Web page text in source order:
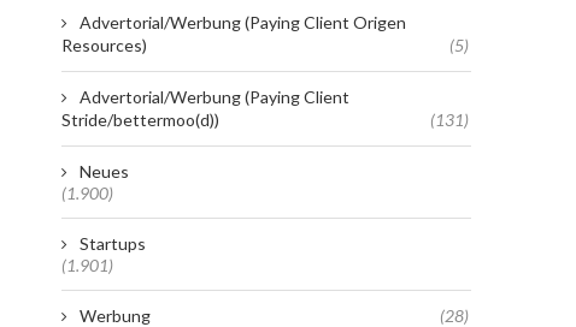
Advertorial/Werbung (Paying Client Origen
Resources)
(5)
Advertorial/Werbung (Paying Client
Stride/bettermoo(d))
(131)
Neues
(1.900)
Startups
(1.901)
Werbung (28)